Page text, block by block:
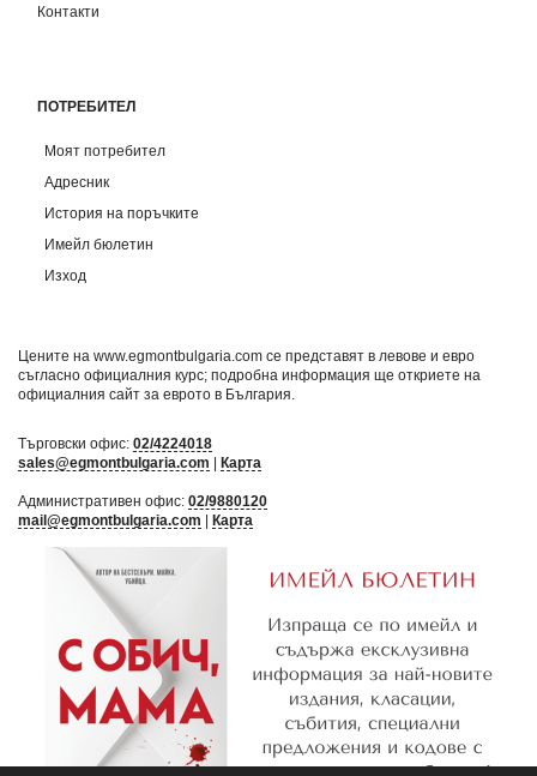
Контакти
ПОТРЕБИТЕЛ
Моят потребител
Адресник
История на поръчките
Имейл бюлетин
Изход
Цените на www.egmontbulgaria.com се представят в левове и евро
съгласно официалния курс; подробна информация ще откриете на
официалния сайт за еврото в България
Търговски офис: 02/4224018
sales@egmontbulgaria.com
Карта
Административен офис: 02/9880120
mail@egmontbulgaria.com
Карта